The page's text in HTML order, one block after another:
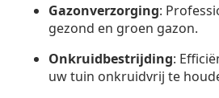
Gazonverzorging:
gezond en groen gazon.
Onkruidbestrijding:
uw tuin onkruidvrij te